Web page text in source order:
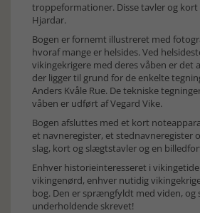
troppeformationer. Disse tavler og
Hjardar.
Bogen er fornemt illustreret med
hvoraf mange er helsides. Ved
vikingekrigere med deres våben er det
der ligger til grund for de enkelte
Anders Kvåle Rue. De tekniske
våben er udført af Vegard Vike.
Bogen afsluttes med et kort
et navneregister, et stednavneregister
slag, kort og slægtstavler og en
Enhver historieinteresseret i
vikingenørd, enhver nutidig
bog. Den er sprængfyldt med viden, og
underholdende skrevet!